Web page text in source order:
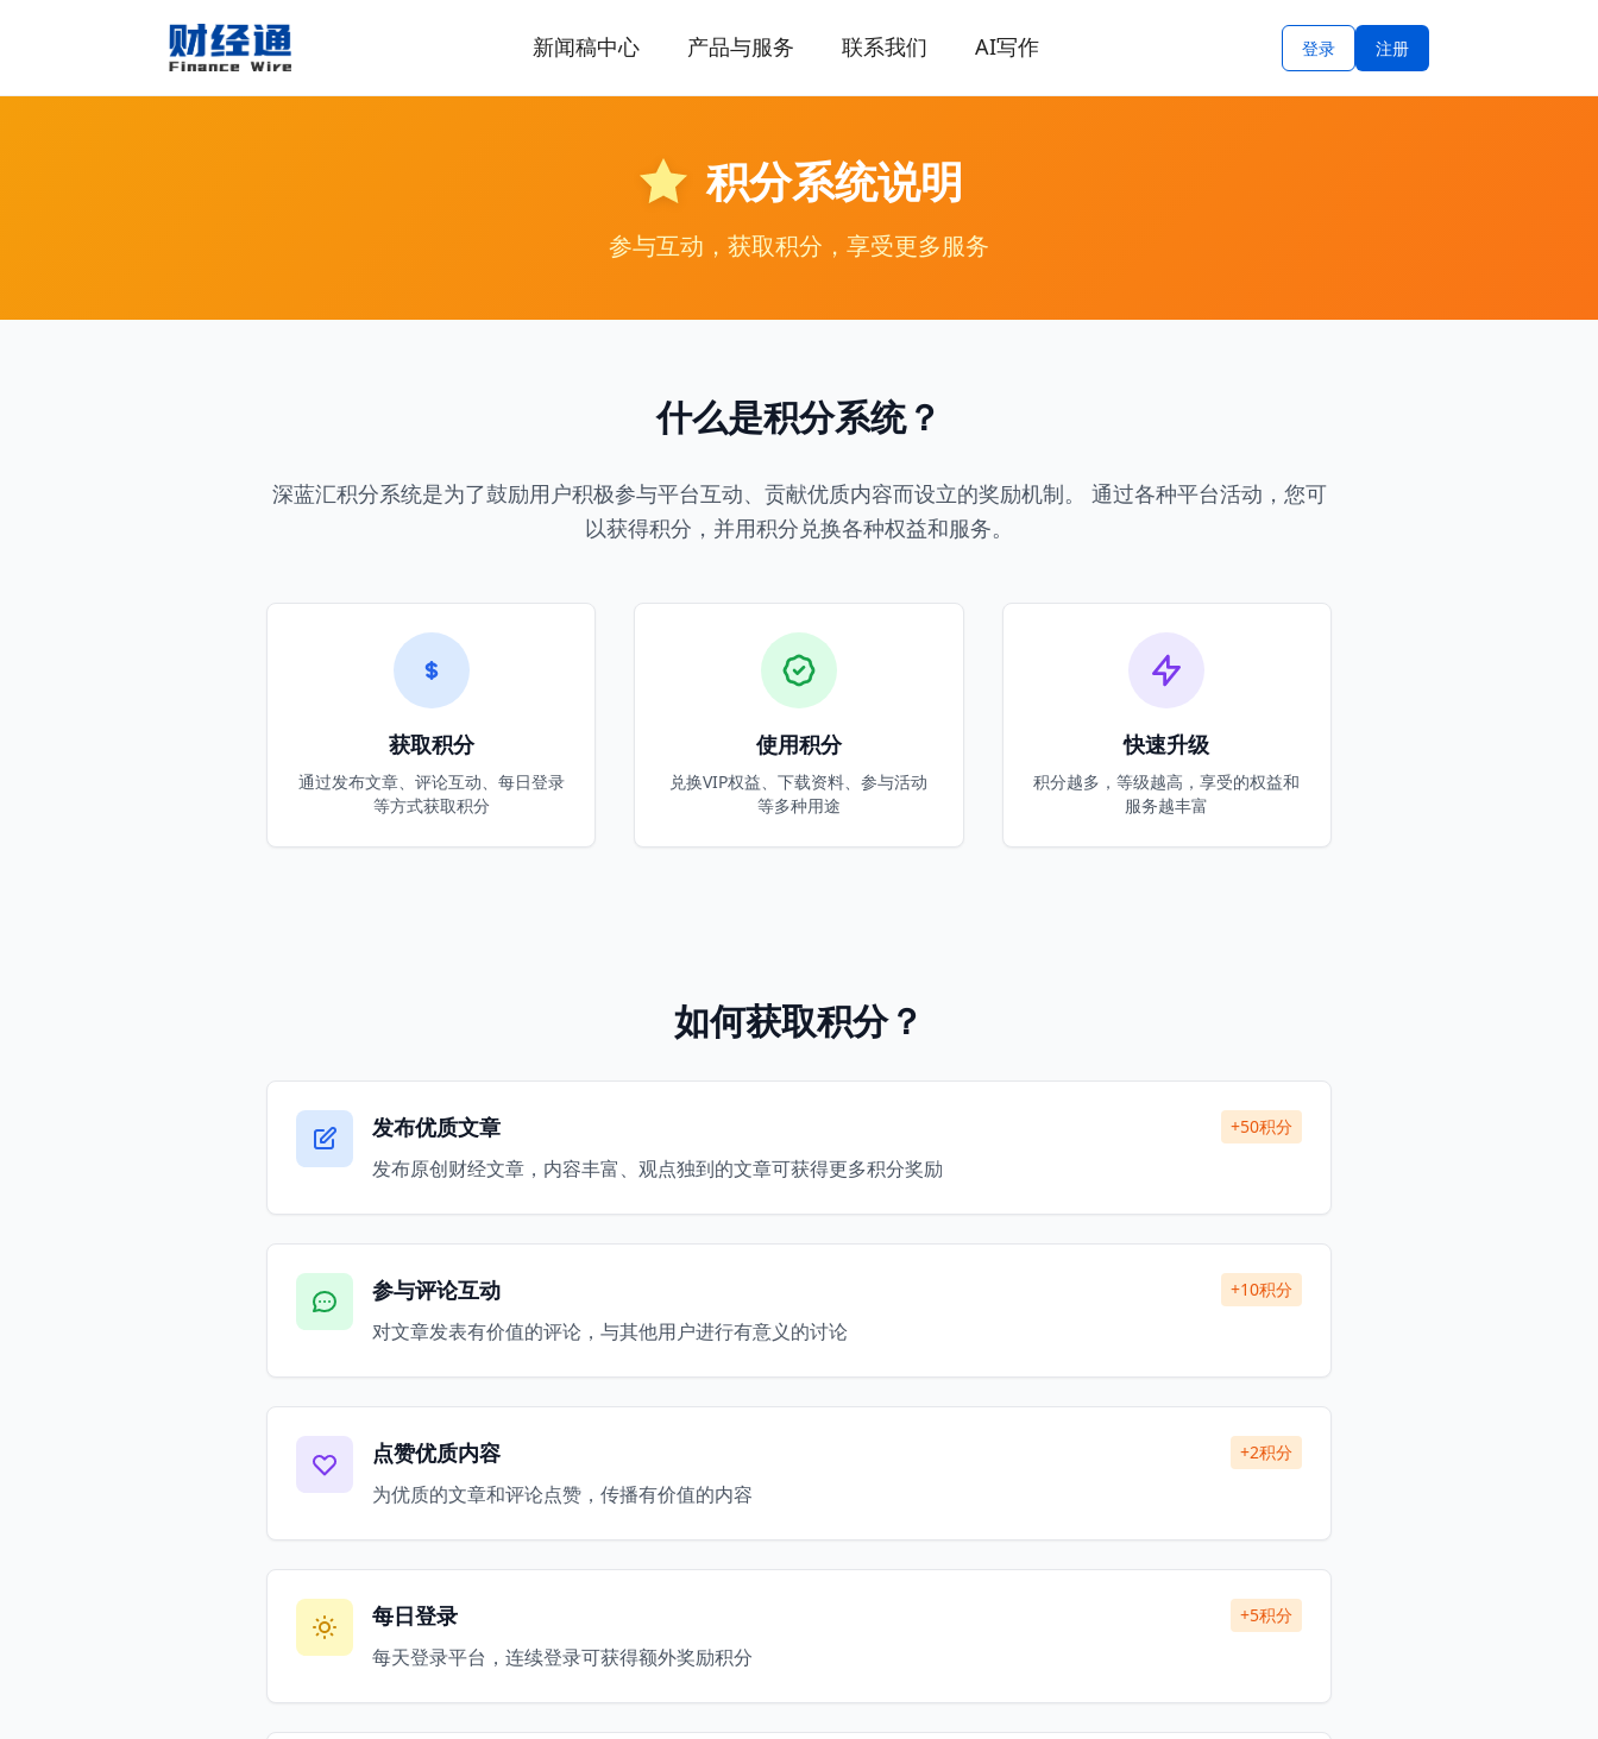
新闻稿中心 产品与服务 联系我们 AI写作 登录 注册
积分系统说明
参与互动，获取积分，享受更多服务
什么是积分系统？
深蓝汇积分系统是为了鼓励用户积极参与平台互动、贡献优质内容而设立的奖励机制。 通过各种平台活动，您可
以获得积分，并用积分兑换各种权益和服务。
获取积分
通过发布文章、评论互动、每日登录
等方式获取积分
使用积分
兑换VIP权益、下载资料、参与活动
等多种用途
快速升级
积分越多，等级越高，享受的权益和
服务越丰富
如何获取积分？
发布优质文章 +50积分
发布原创财经文章，内容丰富、观点独到的文章可获得更多积分奖励
参与评论互动 +10积分
对文章发表有价值的评论，与其他用户进行有意义的讨论
点赞优质内容 +2积分
为优质的文章和评论点赞，传播有价值的内容
每日登录 +5积分
每天登录平台，连续登录可获得额外奖励积分